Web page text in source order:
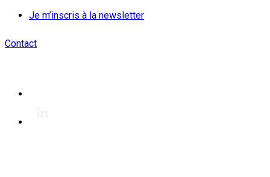
Je m’inscris à la newsletter
Contact